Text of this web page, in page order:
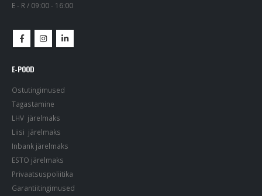
E - R / 09:00 - 16:00
E-POOD
Ostutingimused
Tagastamine
LHV järelmaks
Liisi järelmaks
Inbank järelmaks
ESTO järelmaks
Privaatsuspoliitika
Garantiitingimused